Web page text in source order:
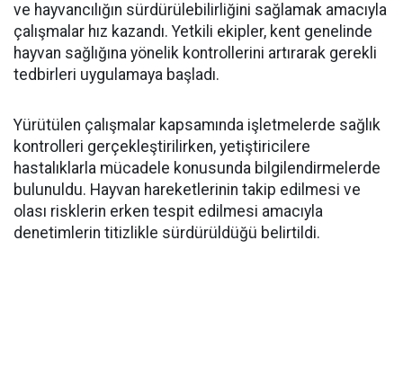
ve hayvancılığın sürdürülebilirliğini sağlamak amacıyla
çalışmalar hız kazandı. Yetkili ekipler, kent genelinde
hayvan sağlığına yönelik kontrollerini artırarak gerekli
tedbirleri uygulamaya başladı.
Yürütülen çalışmalar kapsamında işletmelerde sağlık
kontrolleri gerçekleştirilirken, yetiştiricilere
hastalıklarla mücadele konusunda bilgilendirmelerde
bulunuldu. Hayvan hareketlerinin takip edilmesi ve
olası risklerin erken tespit edilmesi amacıyla
denetimlerin titizlikle sürdürüldüğü belirtildi.